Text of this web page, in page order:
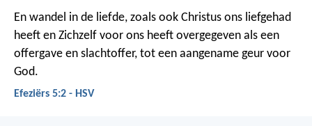
En wandel in de liefde, zoals ook Christus ons liefgehad
heeft en Zichzelf voor ons heeft overgegeven als een
offergave en slachtoffer, tot een aangename geur voor
God.
Efeziërs 5:2 - HSV